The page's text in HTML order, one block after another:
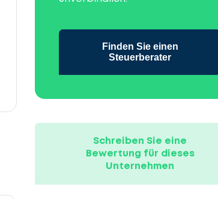
Finden Sie einen
Steuerberater
Schreiben Sie eine
Bewertung für dieses
Unternehmen